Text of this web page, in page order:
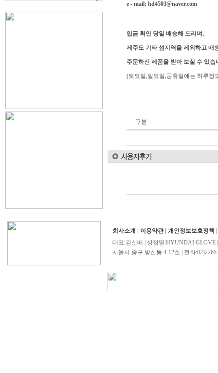
e - mail: hd4503@naver.com
입금 확인 당일 배송해 드리며,
제주도 기타 섬지역을 제외하고 배
주문하신 제품을 받아 보실 수 있습
(토요일,일요일,공휴일에는 하루정
구분
회사소개 이용약관| 개인정보보호정책
대표:김신배 | 상점명:HYUNDAI GLOVE
서울시 중구 방산동 4-12호 | 전화